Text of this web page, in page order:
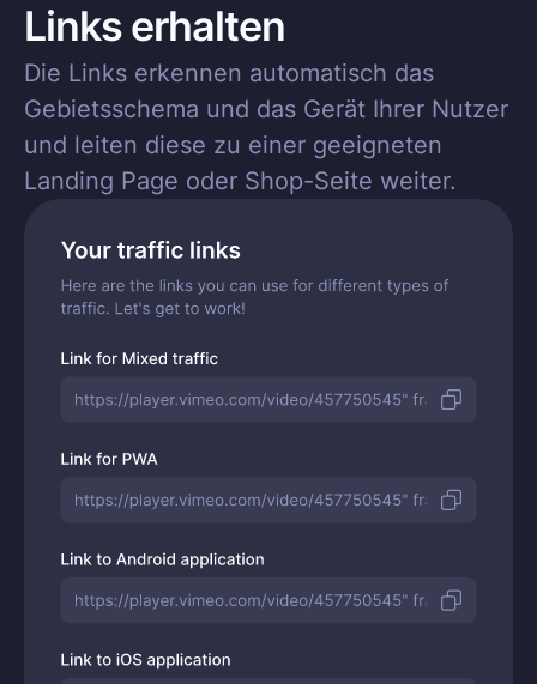
Links erhalten
Die Links erkennen automatisch das
Gebietsschema und das Gerät Ihrer Nutzer
und leiten diese zu einer geeigneten
Landing Page oder Shop-Seite weiter.